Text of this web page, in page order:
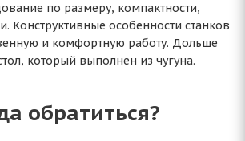
по размеру, компактности,
Конструктивные особенности станков
и комфортную работу. Дольше
который выполнен из чугуна.
обратиться?